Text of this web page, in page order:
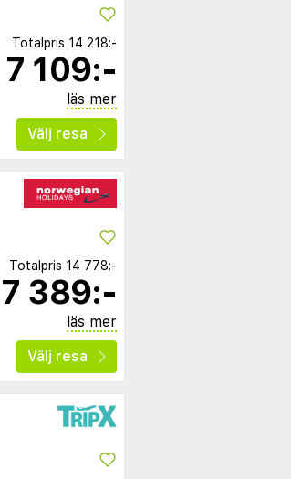
Totalpris 14 218:-
7 109:-
läs mer
Välj resa
Totalpris 14 778:-
7 389:-
läs mer
Välj resa